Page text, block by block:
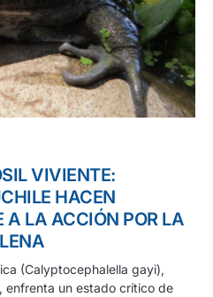
VIVIENTE:
HACEN
A LA ACCIÓN POR LA
(Calyptocephalella gayi),
enfrenta un estado crítico de